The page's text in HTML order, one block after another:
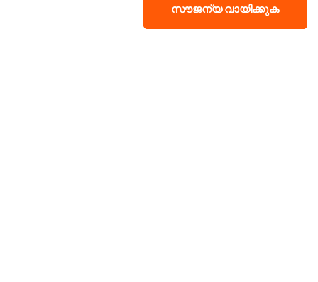
സൗജന്യ വായിക്കുക